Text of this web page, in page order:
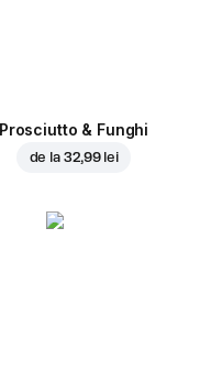
Prosciutto & Funghi
de la 32,99 lei